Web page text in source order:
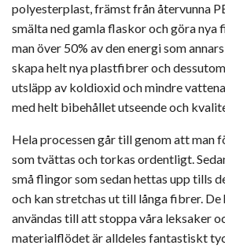
polyesterplast, främst från återvunna
smälta ned gamla flaskor och göra nya
man över 50% av den energi som
skapa helt nya plastfibrer och
utsläpp av koldioxid och mindre
med helt bibehållet utseende och
Hela processen går till genom att man
som tvättas och torkas ordentligt.
små flingor som sedan hettas upp tills
och kan stretchas ut till långa fibrer. De
användas till att stoppa våra leksaker
materialflödet är alldeles fantastiskt